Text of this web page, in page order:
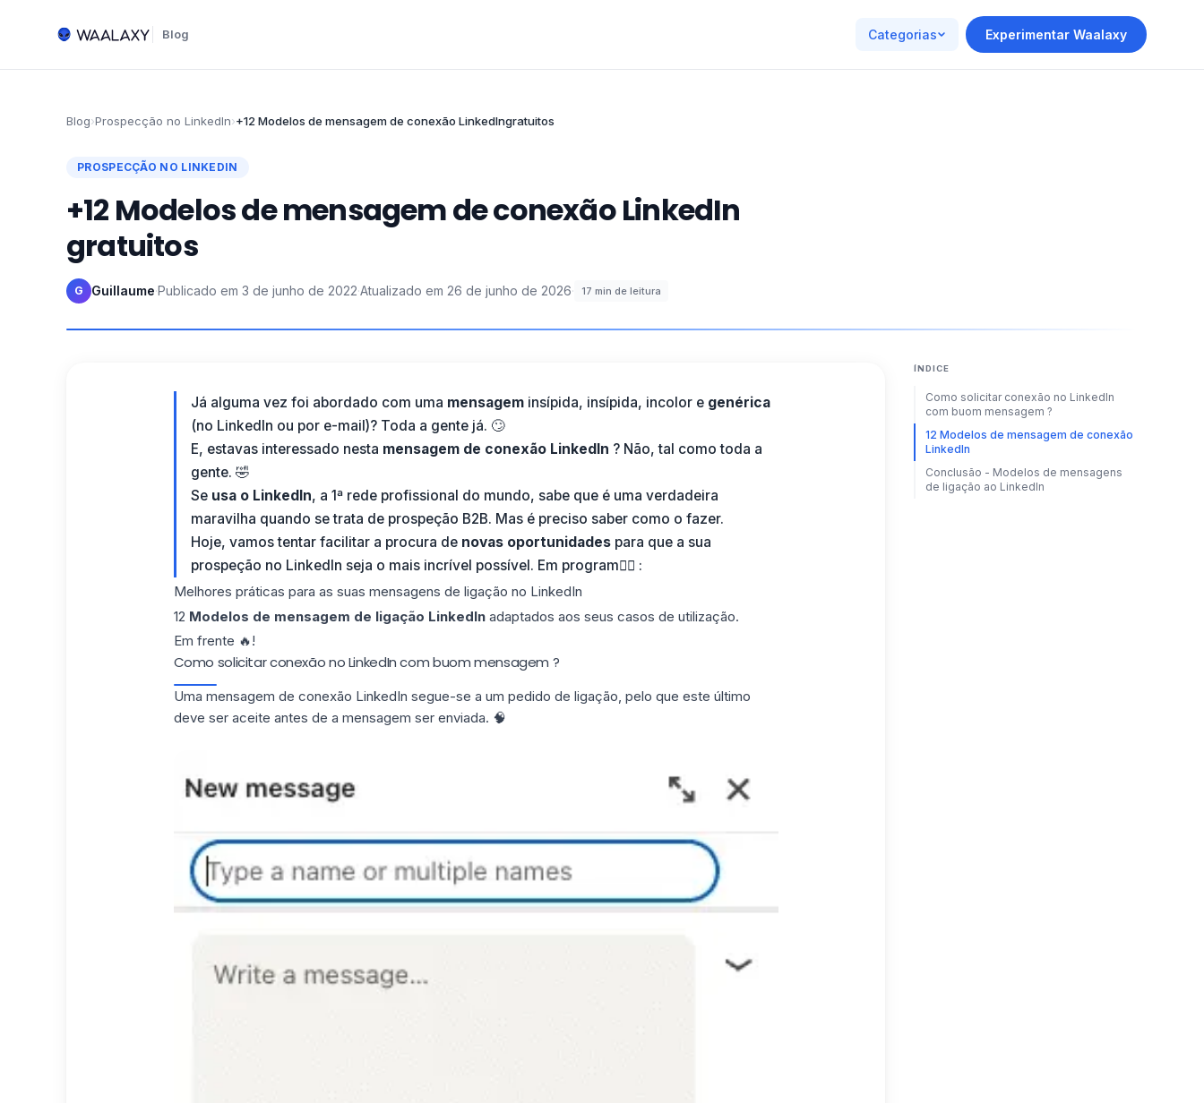
Blog Categorias Experimentar Waalaxy
Blog›Prospecção no LinkedIn›+12 Modelos de mensagem de conexão LinkedIn​gratuitos
PROSPECÇÃO NO LINKEDIN
+12 Modelos de mensagem de conexão LinkedIn​
gratuitos
G Guillaume·Publicado em 3 de junho de 2022·Atualizado em 26 de junho de 2026· 17 min de leitura
Já alguma vez foi abordado com uma mensageminsípida, insípida, incolor e genérica
(no LinkedIn ou por e-mail)? Toda a gente já. 🙄
E, estavas interessado nesta mensagem de conexão LinkedIn​ ? Não, tal como toda a
gente. 🤣
Se usa o LinkedIn, a 1ª rede profissional do mundo, sabe que é uma verdadeira
maravilha quando se trata de prospeção B2B. Mas é preciso saber como o fazer.
Hoje, vamos tentar facilitar a procura de novas oportunidadespara que a sua
prospeção no LinkedIn seja o mais incrível possível. Em program👇🏼 :
Melhores práticas para as suas mensagens de ligação no LinkedIn
12 Modelos de mensagem de ligação LinkedInadaptados aos seus casos de utilização.
Em frente 🔥!
Como solicitar conexão no LinkedIn com buom mensagem ?
Uma mensagem de conexão LinkedIn​ segue-se a um pedido de ligação, pelo que este último
deve ser aceite antes de a mensagem ser enviada. 🧠
ÍNDICE
Como solicitar conexão no LinkedIn
com buom mensagem ?
12 Modelos de mensagem de conexão
LinkedIn​
Conclusão - Modelos de mensagens
de ligação ao LinkedIn